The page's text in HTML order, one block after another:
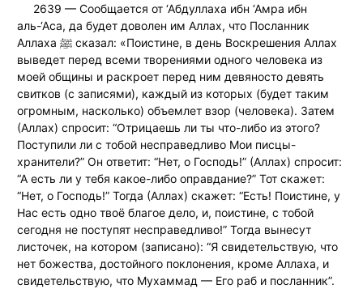
2639 — Сообщается от ‘Абдуллаха ибн ‘Амра ибн
аль-‘Аса, да будет доволен им Аллах, что Посланник
Аллаха ﷺ сказал: «Поистине, в день Воскрешения Аллах
выведет перед всеми творениями одного человека из
моей общины и раскроет перед ним девяносто девять
свитков (с записями), каждый из которых (будет таким
огромным, насколько) объемлет взор (человека). Затем
(Аллах) спросит: “Отрицаешь ли ты что-либо из этого?
Поступили ли с тобой несправедливо Мои писцы-
хранители?” Он ответит: “Нет, о Господь!” (Аллах) спросит:
“А есть ли у тебя какое-либо оправдание?” Тот скажет:
“Нет, о Господь!” Тогда (Аллах) скажет: “Есть! Поистине, у
Нас есть одно твоё благое дело, и, поистине, с тобой
сегодня не поступят несправедливо!” Тогда вынесут
листочек, на котором (записано): “Я свидетельствую, что
нет божества, достойного поклонения, кроме Аллаха, и
свидетельствую, что Мухаммад — Его раб и посланник”.